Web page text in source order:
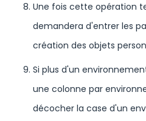
Une fois cette opération terminée, une fenêtre vous
demandera d'entrer les
création des objets
Si plus d'un environnement a été créé, vous verrez
une colonne par
décocher la case d'un